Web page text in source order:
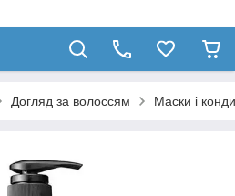
Догляд за волоссям Маски і